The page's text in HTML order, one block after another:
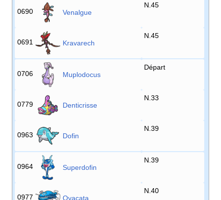
0690 Venalgue
N.45
0691 Kravarech
N.45
0706 Muplodocus
Départ
0779 Denticrisse
N.33
0963 Dofin
N.39
0964 Superdofin
N.39
0977 Oyacata
N.40